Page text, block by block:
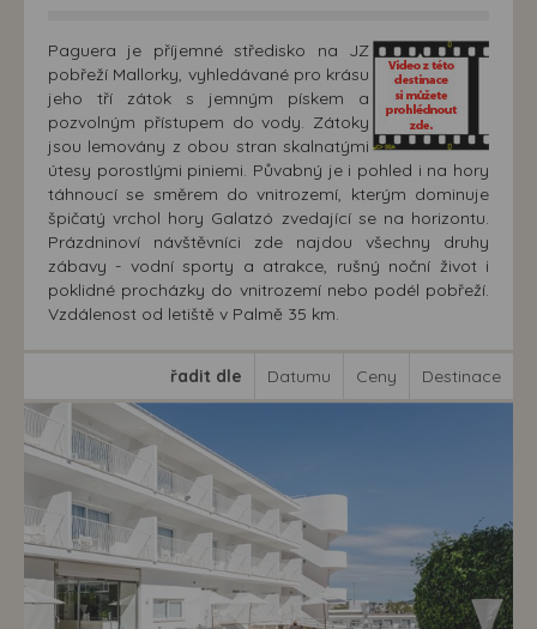
Paguera je příjemné středisko na JZ
pobřeží Mallorky, vyhledávané pro krásu
jeho tří zátok s jemným pískem a
pozvolným přístupem do vody. Zátoky
jsou lemovány z obou stran skalnatými
útesy porostlými piniemi. Půvabný je i pohled i na hory
táhnoucí se směrem do vnitrozemí, kterým dominuje
špičatý vrchol hory Galatzó zvedající se na horizontu.
Prázdninoví návštěvníci zde najdou všechny druhy
zábavy - vodní sporty a atrakce, rušný noční život i
poklidné procházky do vnitrozemí nebo podél pobřeží.
Vzdálenost od letiště v Palmě 35 km.
řadit dle Datumu Ceny Destinace